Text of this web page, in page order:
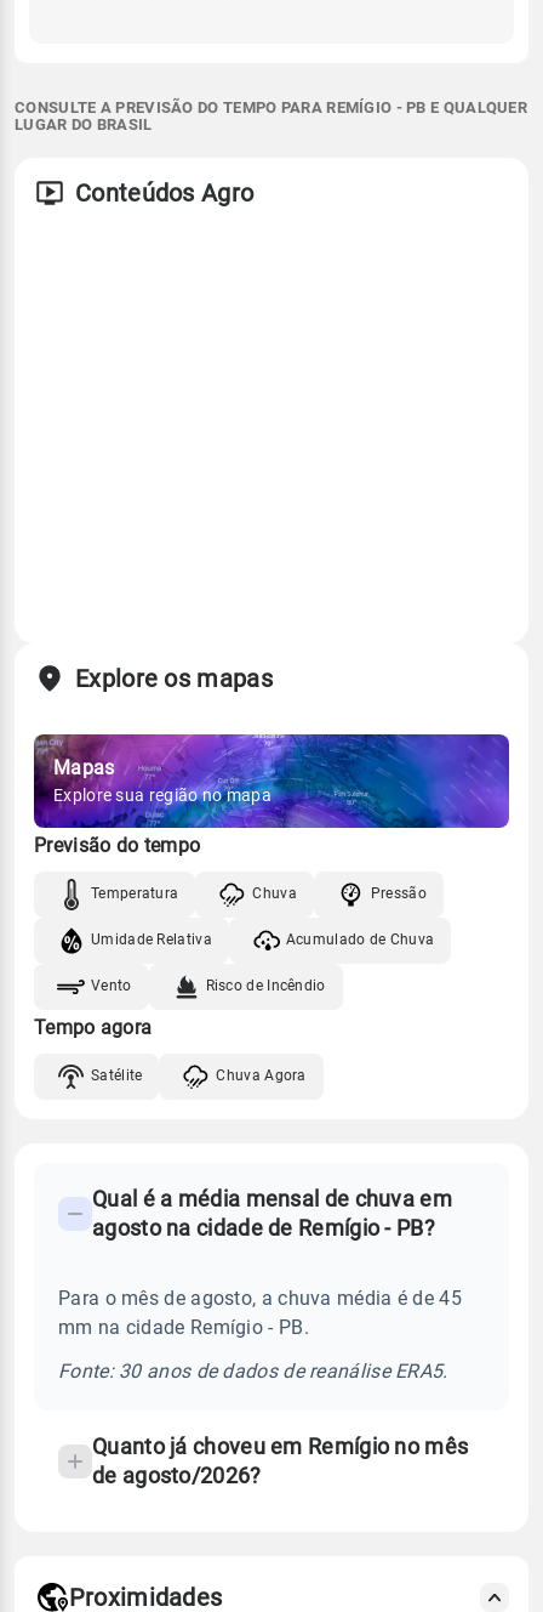
CONSULTE A PREVISÃO DO TEMPO PARA REMÍGIO - PB E QUALQUER
LUGAR DO BRASIL
Conteúdos Agro
Explore os mapas
Mapas
Explore sua região no mapa
Previsão do tempo
Temperatura Chuva Pressão
Umidade Relativa Acumulado de Chuva
Vento Risco de Incêndio
Tempo agora
Satélite Chuva Agora
Perguntas
sobre
chuva
Qual é a média mensal de chuva em
agosto na cidade de Remígio - PB?
Para o mês de agosto, a chuva média é de 45
mm na cidade Remígio - PB.
Fonte: 30 anos de dados de reanálise ERA5.
Quanto já choveu em Remígio no mês
de agosto/2026?
Proximidades